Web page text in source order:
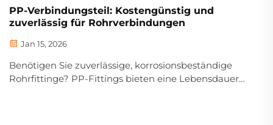
PP-Verbindungsteil: Kostengünstig und
zuverlässig für Rohrverbindungen
Jan 15, 2026
Benötigen Sie zuverlässige, korrosionsbeständige
Rohrfittinge? PP-Fittings bieten eine Lebensdauer